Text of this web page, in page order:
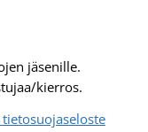
jäsenille.
kierros.